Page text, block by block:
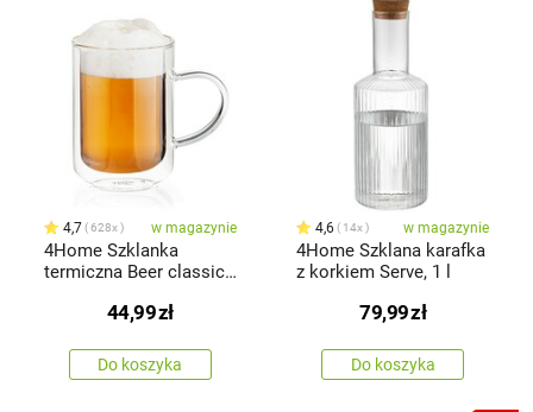
4,7 628x w magazynie
4Home Szklanka
termiczna Beer classic
44,99zł
Do koszyka
4,6 14x w magazynie
4Home Szklana karafka
z korkiem Serve, 1 l
79,99zł
Do koszyka